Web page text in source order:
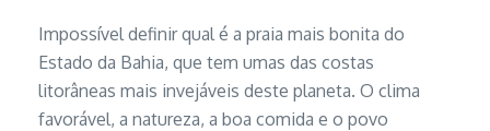
Impossível definir qual é a praia mais bonita do
Estado da Bahia, que tem umas das costas
litorâneas mais invejáveis deste planeta. O clima
favorável, a natureza, a boa comida e o povo